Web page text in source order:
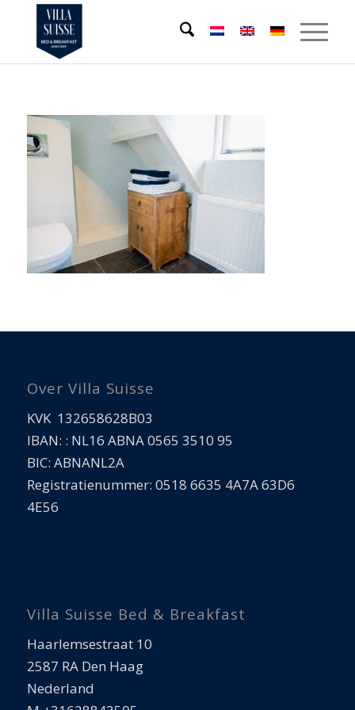
Over Villa Suisse
KVK 132658628B03
IBAN: : NL16 ABNA 0565 3510 95
BIC: ABNANL2A
Registratienummer: 0518 6635 4A7A 63D6
4E56
Villa Suisse Bed & Breakfast
Haarlemsestraat 10
2587 RA Den Haag
Nederland